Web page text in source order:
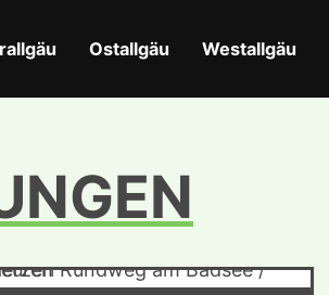
Ostallgäu Westallgäu